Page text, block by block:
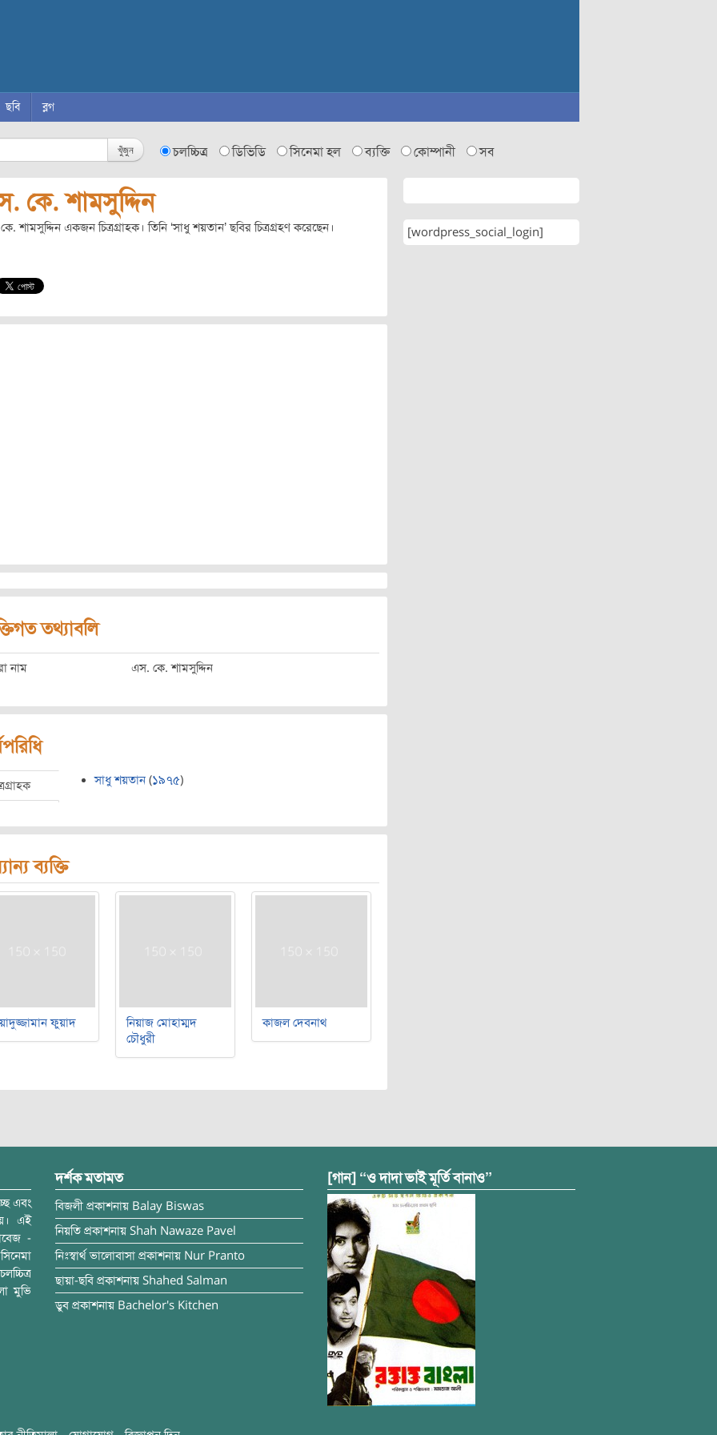
ছবি ব্লগ
খুঁজুন চলচ্চিত্র ডিভিডি সিনেমা হল ব্যক্তি কোম্পানী সব
কে. শামসুদ্দিন
শামসুদ্দিন একজন চিত্রগ্রাহক। তিনি ‘সাধু শয়তান’ ছবির চিত্রগ্রহণ করেছেন।
তথ্যাবলি
নাম এস. কে. শামসুদ্দিন
সাধু শয়তান (১৯৭৫)
ব্যক্তি
ফুয়াদ
নিয়াজ মোহাম্মদ
চৌধুরী
কাজল দেবনাথ
[wordpress_social_login]
এবং
এই
-
মুভি
দর্শক মতামত
বিজলী প্রকাশনায় Balay Biswas
নিয়তি প্রকাশনায় Shah Nawaze Pavel
নিঃস্বার্থ ভালোবাসা প্রকাশনায় Nur Pranto
ছায়া-ছবি প্রকাশনায় Shahed Salman
ডুব প্রকাশনায় Bachelor's Kitchen
[গান] “ও দাদা ভাই মূর্তি বানাও”